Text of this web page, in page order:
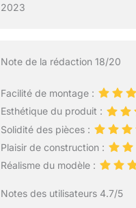
2023
Note de la rédaction 18/20
Facilité de montage :
Esthétique du produit :
Solidité des pièces :
Plaisir de construction :
Réalisme du modèle :
Notes des utilisateurs 4.7/5